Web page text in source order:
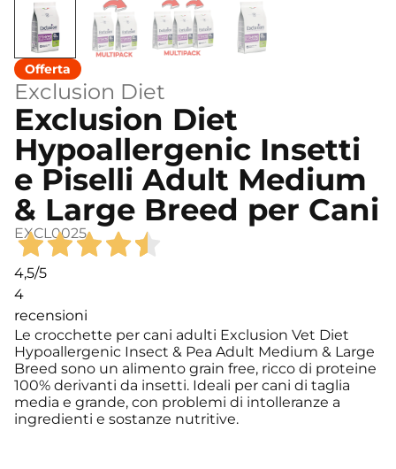
Exclusion Diet
Exclusion Diet
Hypoallergenic Insetti
e Piselli Adult Medium
& Large Breed per Cani
EXCL0025
4,5/5
4
recensioni
Le crocchette per cani adulti Exclusion Vet Diet
Hypoallergenic Insect & Pea Adult Medium & Large
Breed sono un alimento grain free, ricco di proteine
100% derivanti da insetti. Ideali per cani di taglia
media e grande, con problemi di intolleranze a
ingredienti e sostanze nutritive.